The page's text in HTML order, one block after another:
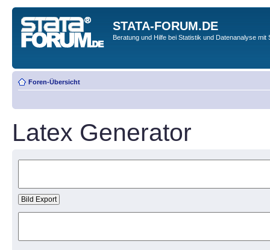
STATA-FORUM.DE
Beratung und Hilfe bei Statistik und Datenanalyse mit
Foren-Übersicht
Latex Generator